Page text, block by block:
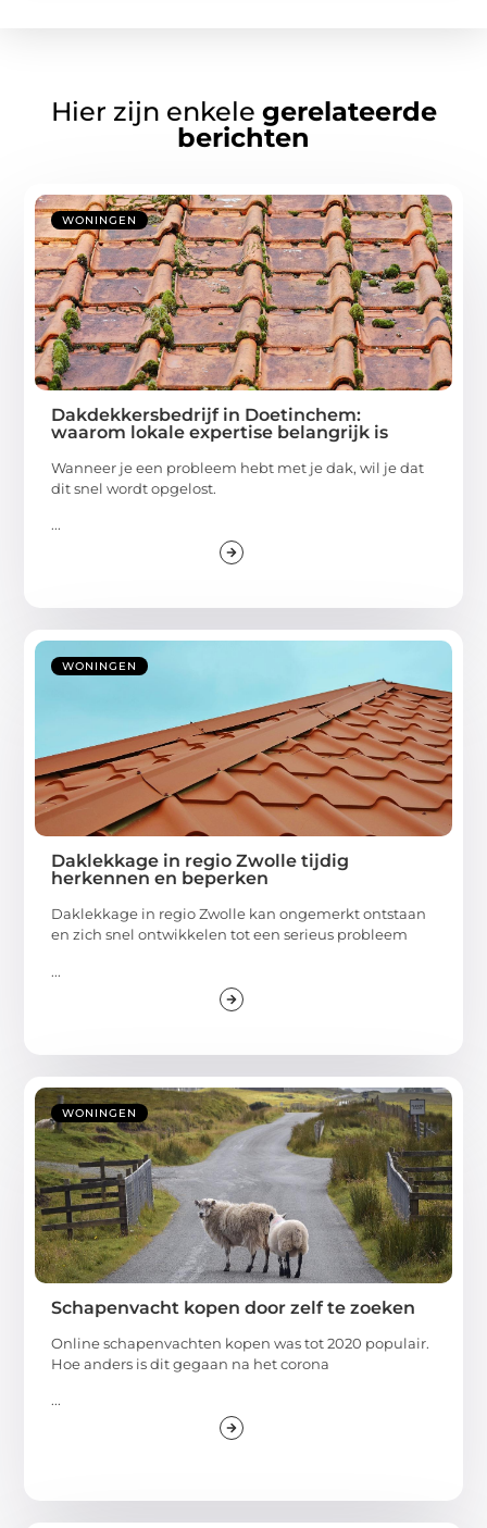
Hier zijn enkele gerelateerde
berichten
WONINGEN
Dakdekkersbedrijf in Doetinchem:
waarom lokale expertise belangrijk is
Wanneer je een probleem hebt met je dak, wil je dat
dit snel wordt opgelost.
...
WONINGEN
Daklekkage in regio Zwolle tijdig
herkennen en beperken
Daklekkage in regio Zwolle kan ongemerkt ontstaan
en zich snel ontwikkelen tot een serieus probleem
...
WONINGEN
Schapenvacht kopen door zelf te zoeken
Online schapenvachten kopen was tot 2020 populair.
Hoe anders is dit gegaan na het corona
...